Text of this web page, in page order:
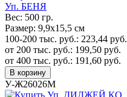
Уп. БЕНЯ
Вес: 500 гр.
Размер: 9,9х15,5 см
100-200 тыс. руб.: 223,44 руб.
от 200 тыс. руб.: 199,50 руб.
от 400 тыс. руб.: 191,60 руб.
В корзину
У-Ж26026М